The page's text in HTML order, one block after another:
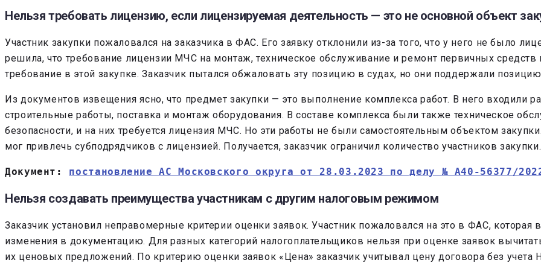
Нельзя требовать лицензию, если лицензируемая деятельность — это не основной объект
Участник закупки пожаловался на заказчика в ФАС. Его заявку отклонили из-за того, что у него не было
решила, что требование лицензии МЧС на монтаж, техническое обслуживание и ремонт первичных
требование в этой закупке. Заказчик пытался обжаловать эту позицию в судах, но они поддержали
Из документов извещения ясно, что предмет закупки — это выполнение комплекса работ. В него входили
строительные работы, поставка и монтаж оборудования. В составе комплекса были также техническое
безопасности, и на них требуется лицензия МЧС. Но эти работы не были самостоятельным объектом
мог привлечь субподрядчиков с лицензией. Получается, заказчик ограничил количество участников закупки.
Документ: постановление АС Московского округа от 28.03.2023 по делу № А40-56377/
Нельзя создавать преимущества участникам с другим налоговым режимом
Заказчик установил неправомерные критерии оценки заявок. Участник пожаловался на это в ФАС, которая
изменения в документацию. Для разных категорий налогоплательщиков нельзя при оценке заявок
их ценовых предложений. По критерию оценки заявок «Цена» заказчик учитывал цену договора без